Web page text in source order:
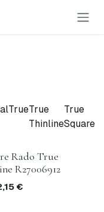
TrueTrue
Thinline
True
Square
Rado True
R27006912
€